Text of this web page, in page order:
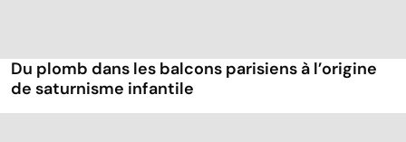
Du plomb dans les balcons parisiens à l’origine
de saturnisme infantile